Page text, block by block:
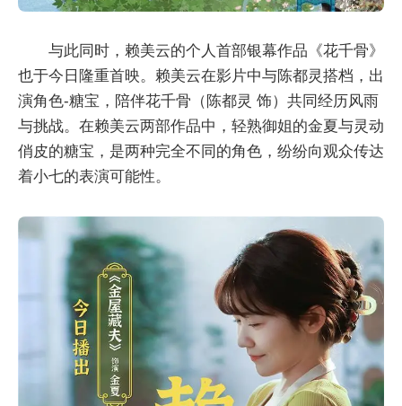
与此同时，赖美云的个人首部银幕作品《花千骨》
也于今日隆重首映。赖美云在影片中与陈都灵搭档，出
演角色-糖宝，陪伴花千骨（陈都灵 饰）共同经历风雨
与挑战。在赖美云两部作品中，轻熟御姐的金夏与灵动
俏皮的糖宝，是两种完全不同的角色，纷纷向观众传达
着小七的表演可能性。